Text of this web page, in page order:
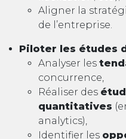
Aligner la
de l’entreprise.
Piloter les études
Analyser les
concurrence,
Réaliser des
quantitatives
analytics),
Identifier les